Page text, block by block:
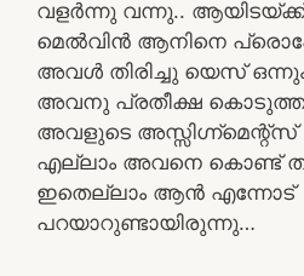
വളർന്നു വന്നു..
മെൽവിൻ ആനിനെ
അവൾ തിരിച്ചു യെസ്
അവനു പ്രതീക്ഷ
അവളുടെ അസ്സിഗ്ന്മെന്റ്സ്
എല്ലാം അവനെ കൊണ്ട്
ഇതെല്ലാം ആൻ എന്നോട്
പറയാറുണ്ടായിരുന്നു…